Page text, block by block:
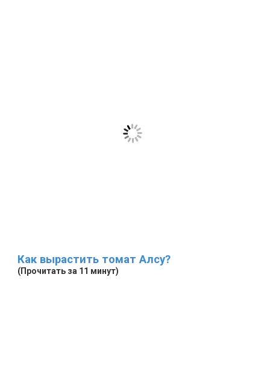
Как вырастить томат Алсу?
(Прочитать за 11 минут)